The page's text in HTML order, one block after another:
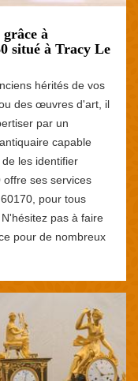
à
situé à Tracy Le
hérités de vos
des œuvres d'art, il
par un
capable
les identifier
offre ses services
pour tous
pas à faire
pour de nombreux